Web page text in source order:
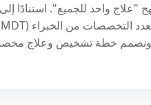
"علاج واحد للجميع". استنادًا
ونصمم خطة تشخيص وعلاج